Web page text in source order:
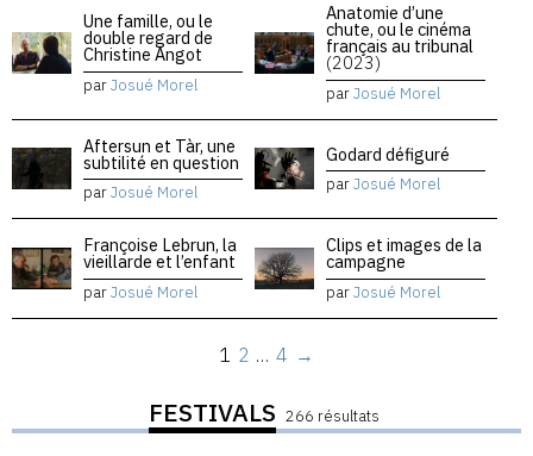
Une famille, ou le
double regard de
Christine Angot
parJosué Morel
Anatomie d’une
chute, ou le cinéma
français au tribunal
(2023)
parJosué Morel
Aftersun et Tàr, une
subtilité en question
parJosué Morel
Godard défiguré
parJosué Morel
Françoise Lebrun, la
vieillarde et l’enfant
parJosué Morel
Clips et images de la
campagne
parJosué Morel
1 2 … 4 →
FESTIVALS 266 résultats